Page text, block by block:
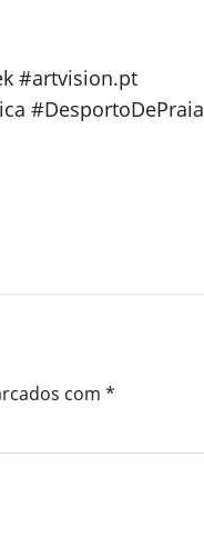
#artvision.pt
#DesportoDePraia
com *